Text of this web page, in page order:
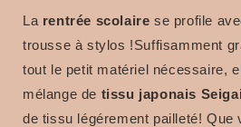
La rentrée scolaire se profile
trousse à stylos !Suffisamment
tout le petit matériel nécessaire,
mélange de tissu japonais
de tissu légérement pailleté! Que